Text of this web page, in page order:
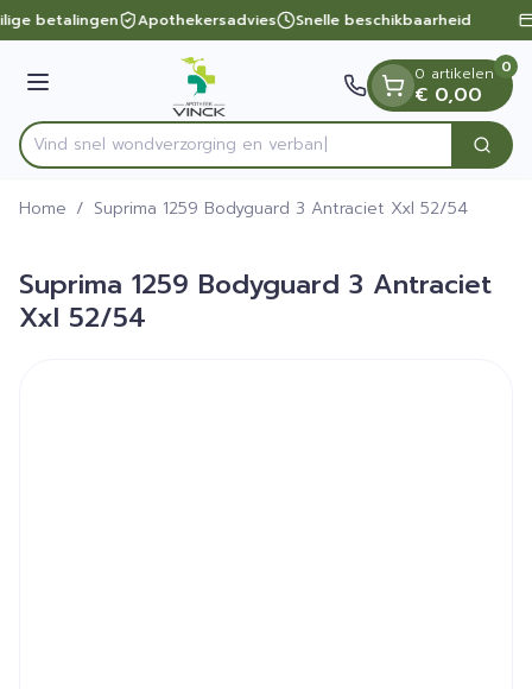
Ga naar de inhoud
1 van 1
betalingen Apothekersadvies Snelle beschikbaarheid
Menu
Product, merk, categorie...
Vind snel wondverzorgin Zoek
0 artikelen
€ 0,00
0
Home / Suprima 1259 Bodyguard 3 Antraciet Xxl 52/54
Suprima 1259 Bodyguard 3 Antraciet
Xxl 52/54